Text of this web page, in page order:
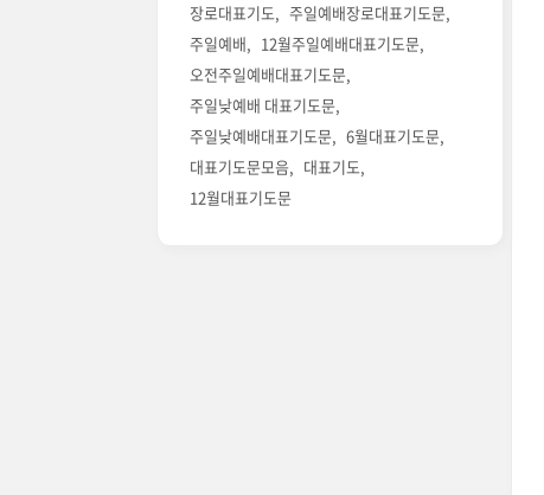
장로대표기도
주일예배장로대표기도문
주일예배
12월주일예배대표기도문
오전주일예배대표기도문
주일낮예배 대표기도문
주일낮예배대표기도문
6월대표기도문
대표기도문모음
대표기도
12월대표기도문